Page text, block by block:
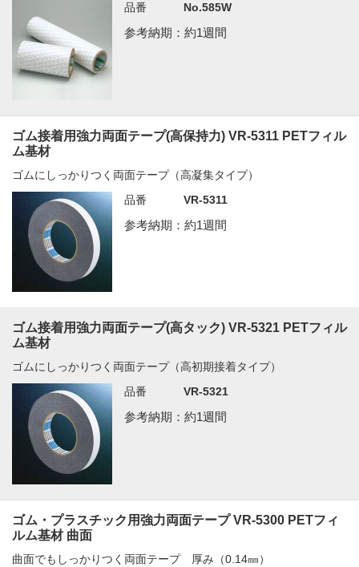
品番
No.585W
参考納期：約1週間
ゴム接着用強力両面テープ(高保持力) VR-5311 PETフィル
ム基材
ゴムにしっかりつく両面テープ（高凝集タイプ）
品番
VR-5311
参考納期：約1週間
ゴム接着用強力両面テープ(高タック) VR-5321 PETフィル
ム基材
ゴムにしっかりつく両面テープ（高初期接着タイプ）
品番
VR-5321
参考納期：約1週間
ゴム・プラスチック用強力両面テープ VR-5300 PETフィ
ルム基材 曲面
曲面でもしっかりつく両面テープ 厚み（0.14㎜）